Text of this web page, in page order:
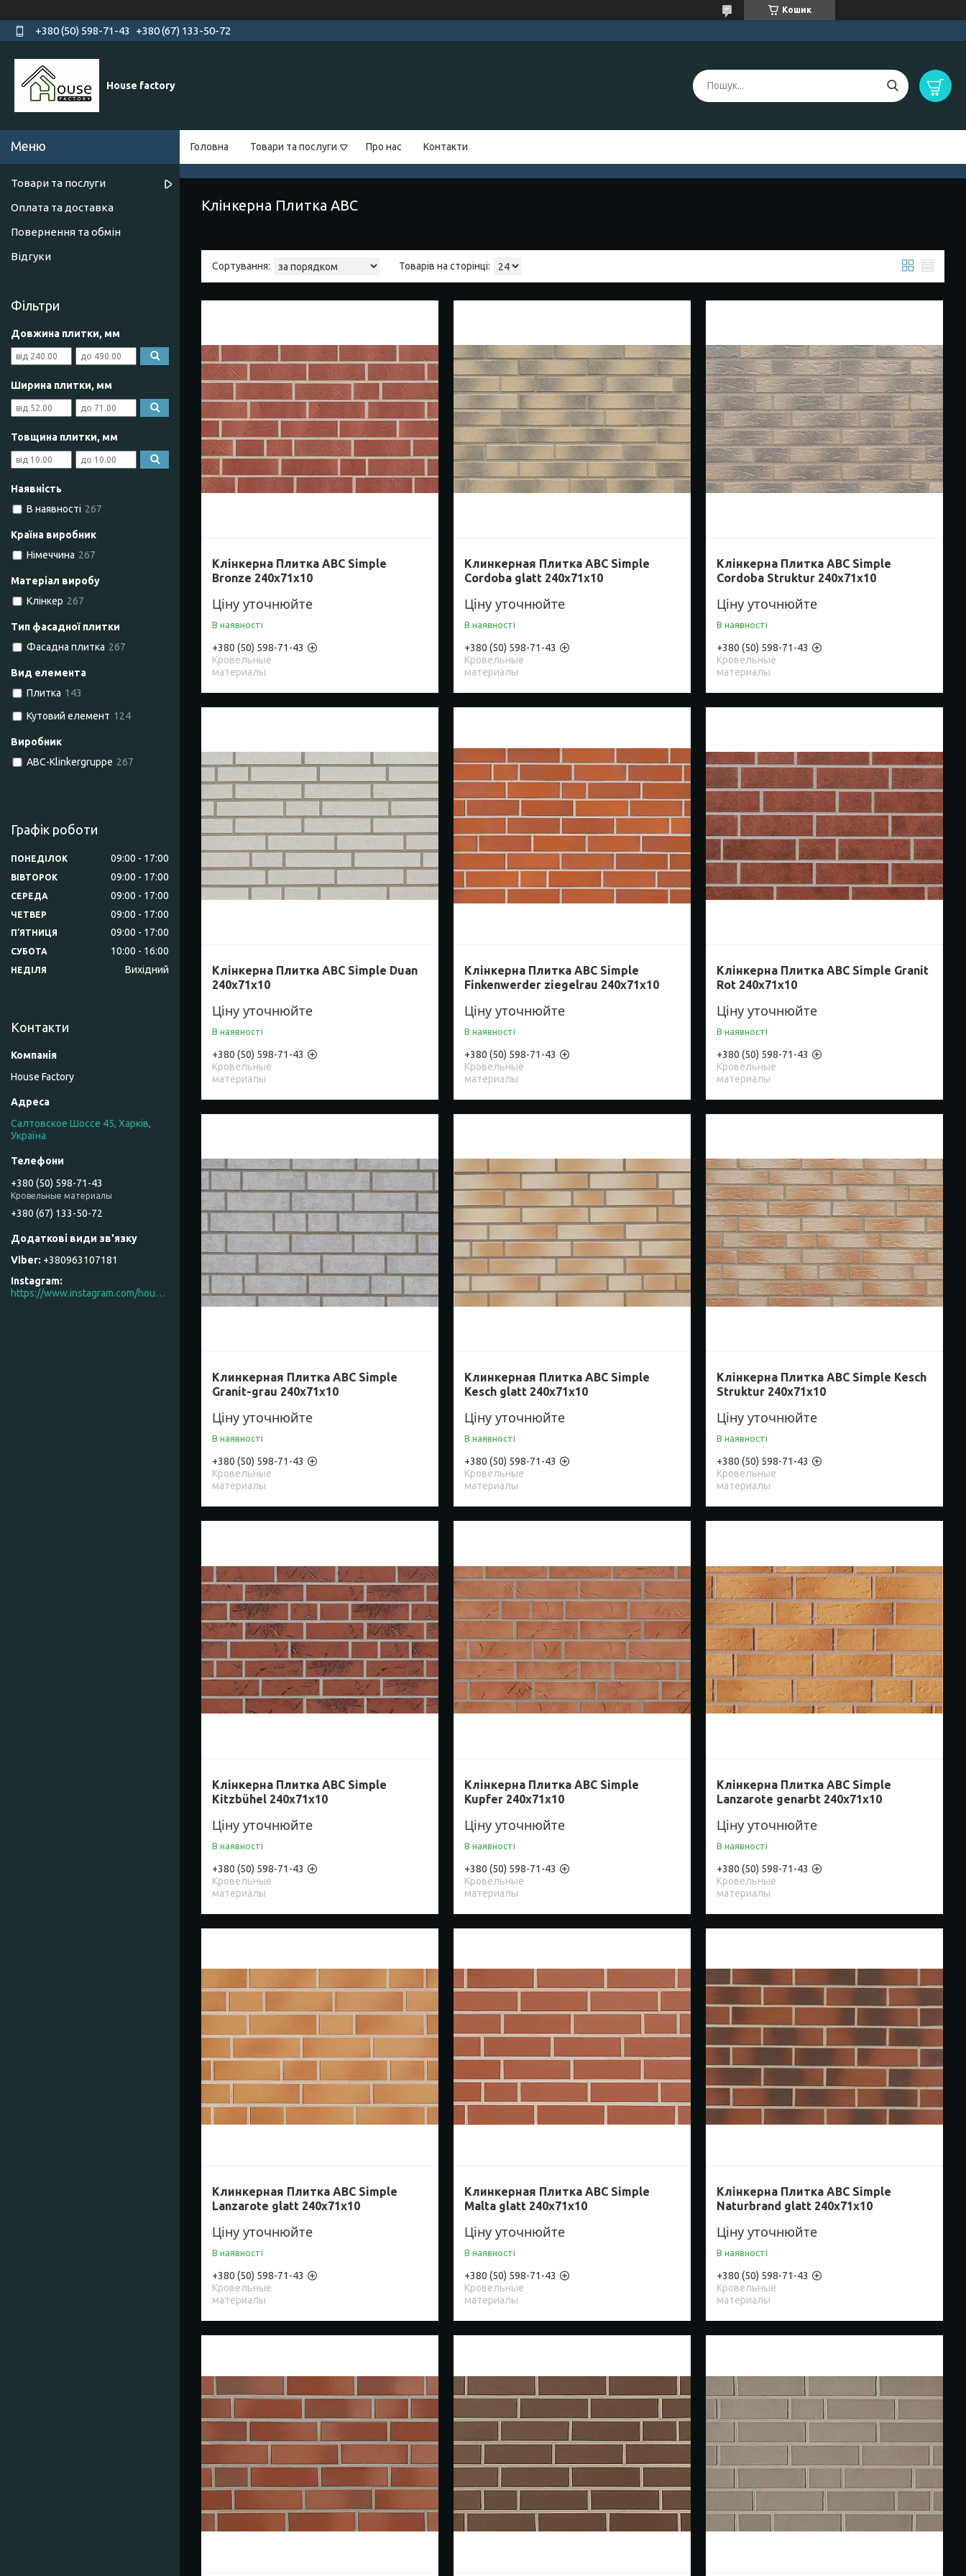
Кошик
+380 (50) 598-71-43 +380 (67) 133-50-72
House factory
Головна Товари та послуги Про нас Контакти
Клінкерна Плитка ABC
Клінкерна Плитка ABC Simple
Bronze 240х71х10
Ціну уточнюйте
В наявності
+380 (50) 598-71-43
Кровельные
материалы
Клинкерная Плитка ABC Simple
Cordoba glatt 240х71х10
Ціну уточнюйте
В наявності
+380 (50) 598-71-43
Кровельные
материалы
Клінкерна Плитка ABC Simple
Cordoba Struktur 240х71х10
Ціну уточнюйте
В наявності
+380 (50) 598-71-43
Кровельные
материалы
Клінкерна Плитка ABC Simple Duan
240х71х10
Ціну уточнюйте
В наявності
+380 (50) 598-71-43
Кровельные
материалы
Клінкерна Плитка ABC Simple
Finkenwerder ziegelrau 240х71х10
Ціну уточнюйте
В наявності
+380 (50) 598-71-43
Кровельные
материалы
Клінкерна Плитка ABC Simple Granit
Rot 240х71х10
Ціну уточнюйте
В наявності
+380 (50) 598-71-43
Кровельные
материалы
Клинкерная Плитка ABC Simple
Granit-grau 240х71х10
Ціну уточнюйте
В наявності
+380 (50) 598-71-43
Кровельные
материалы
Клинкерная Плитка ABC Simple
Kesch glatt 240х71х10
Ціну уточнюйте
В наявності
+380 (50) 598-71-43
Кровельные
материалы
Клінкерна Плитка ABC Simple Kesch
Struktur 240х71х10
Ціну уточнюйте
В наявності
+380 (50) 598-71-43
Кровельные
материалы
Клінкерна Плитка ABC Simple
Kitzbühel 240х71х10
Ціну уточнюйте
В наявності
+380 (50) 598-71-43
Кровельные
материалы
Клінкерна Плитка ABC Simple
Kupfer 240х71х10
Ціну уточнюйте
В наявності
+380 (50) 598-71-43
Кровельные
материалы
Клінкерна Плитка ABC Simple
Lanzarote genarbt 240х71х10
Ціну уточнюйте
В наявності
+380 (50) 598-71-43
Кровельные
материалы
Клинкерная Плитка ABC Simple
Lanzarote glatt 240х71х10
Ціну уточнюйте
В наявності
+380 (50) 598-71-43
Кровельные
материалы
Клинкерная Плитка ABC Simple
Malta glatt 240х71х10
Ціну уточнюйте
В наявності
+380 (50) 598-71-43
Кровельные
материалы
Клінкерна Плитка ABC Simple
Naturbrand glatt 240х71х10
Ціну уточнюйте
В наявності
+380 (50) 598-71-43
Кровельные
материалы
Товари та послуги
Оплата та доставка
Повернення та обмін
Відгуки
Фільтри
Довжина плитки, мм
Ширина плитки, мм
Товщина плитки, мм
Наявність
В наявності 267
Країна виробник
Німеччина 267
Матеріал виробу
Клінкер 267
Тип фасадної плитки
Фасадна плитка 267
Вид елемента
Плитка 143
Кутовий елемент 124
Виробник
ABC-Klinkergruppe 267
Графік роботи
ПОНЕДІЛОК 09:00 17:00
ВІВТОРОК 09:00 17:00
СЕРЕДА 09:00 17:00
ЧЕТВЕР 09:00 17:00
ПʼЯТНИЦЯ 09:00 17:00
СУБОТА 10:00 16:00
НЕДІЛЯ Вихідний
Контакти
House Factory
Салтовское Шоссе 45, Харків,
Україна
+380 (50) 598-71-43
Кровельные материалы
+380 (67) 133-50-72
+380963107181
Instagram
https://www.instagram.com/house_factory_ua